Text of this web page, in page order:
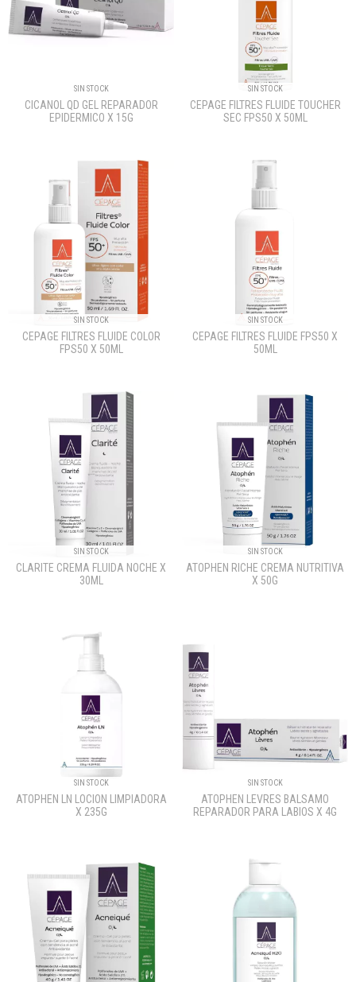
SIN STOCK
CICANOL QD GEL REPARADOR
EPIDERMICO X 15G
SIN STOCK
CEPAGE FILTRES FLUIDE TOUCHER
SEC FPS50 X 50ML
SIN STOCK
CEPAGE FILTRES FLUIDE COLOR
FPS50 X 50ML
SIN STOCK
CEPAGE FILTRES FLUIDE FPS50 X
50ML
SIN STOCK
CLARITE CREMA FLUIDA NOCHE X
30ML
SIN STOCK
ATOPHEN RICHE CREMA NUTRITIVA
X 50G
SIN STOCK
ATOPHEN LN LOCION LIMPIADORA
X 235G
SIN STOCK
ATOPHEN LEVRES BALSAMO
REPARADOR PARA LABIOS X 4G